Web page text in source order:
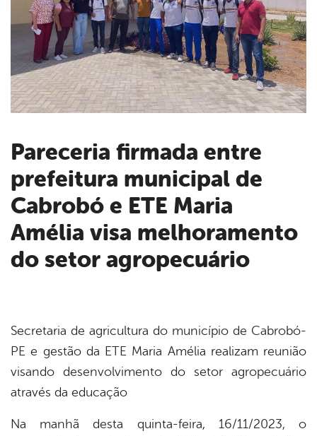
Pareceria firmada entre
prefeitura municipal de
Cabrobó e ETE Maria
Amélia visa melhoramento
do setor agropecuário
Secretaria de agricultura do município de Cabrobó-
PE e gestão da ETE Maria Amélia realizam reunião
visando desenvolvimento do setor agropecuário
através da educação
Na manhã desta quinta-feira, 16/11/2023, o